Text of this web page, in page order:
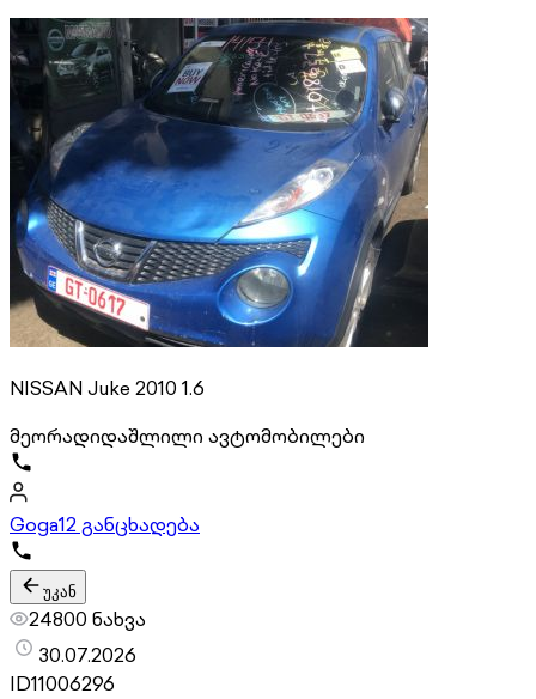
NISSAN Juke 2010 1.6
მეორადიდაშლილი ავტომობილები
Goga12 განცხადება
უკან
24800 ნახვა
30.07.2026
ID11006296